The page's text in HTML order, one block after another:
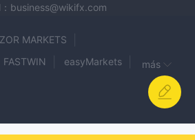
business@wikifx.com
MARKETS
FASTWIN
easyMarkets
Groww Global Investor FX
más